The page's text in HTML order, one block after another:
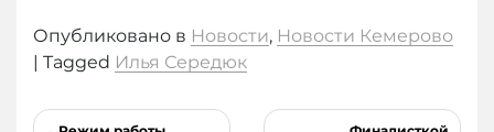
Опубликовано в Новости, Новости Кемерово
| Tagged Илья Середюк
Навигация